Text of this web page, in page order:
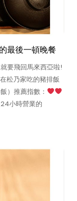
最後一頓晚餐
要飛回馬來西亞啦!
松乃家吃的豬排飯
）推薦指數：
小時營業的